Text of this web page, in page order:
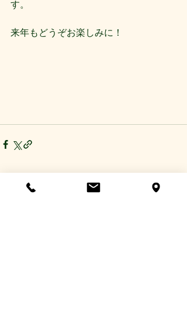
す。
来年もどうぞお楽しみに！
最新記事 すべて表示